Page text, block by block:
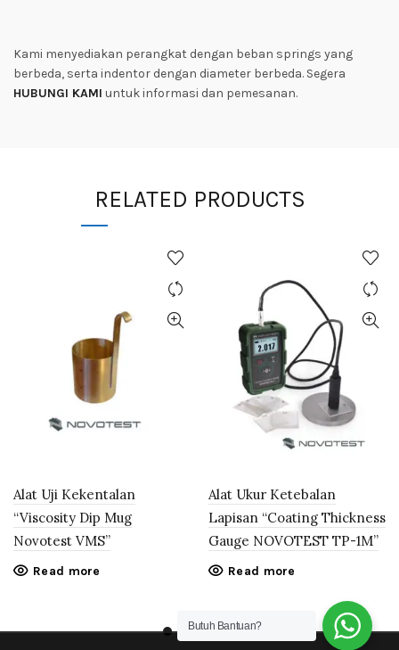
Kami menyediakan perangkat dengan beban springs yang
berbeda, serta indentor dengan diameter berbeda. Segera
HUBUNGI KAMI untuk informasi dan pemesanan.
RELATED PRODUCTS
Alat Uji Kekentalan
“Viscosity Dip Mug
Novotest VMS”
Read more
Alat Ukur Ketebalan
Lapisan “Coating Thickness
Gauge NOVOTEST TP-1M”
Read more
Butuh Bantuan?